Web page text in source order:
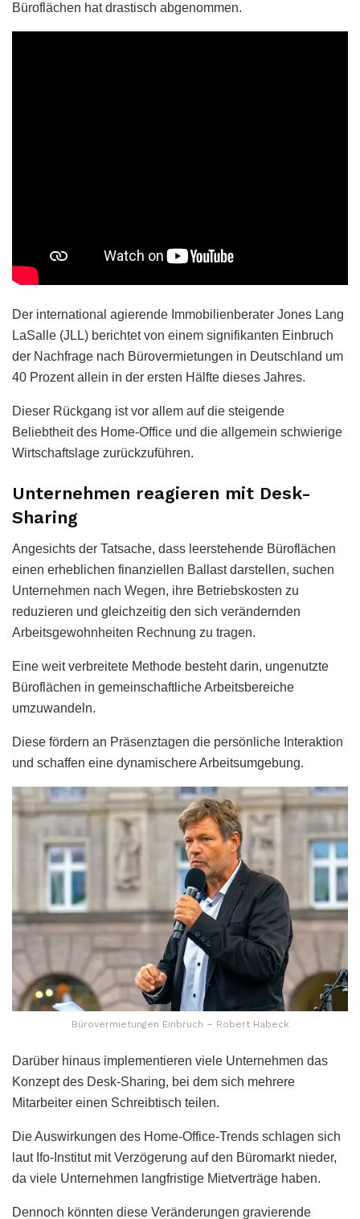
Büroflächen hat drastisch abgenommen.
Der international agierende Immobilienberater Jones Lang
LaSalle (JLL) berichtet von einem signifikanten Einbruch
der Nachfrage nach Bürovermietungen in Deutschland um
40 Prozent allein in der ersten Hälfte dieses Jahres.
Dieser Rückgang ist vor allem auf die steigende
Beliebtheit des Home-Office und die allgemein schwierige
Wirtschaftslage zurückzuführen.
Unternehmen reagieren mit Desk-
Sharing
Angesichts der Tatsache, dass leerstehende Büroflächen
einen erheblichen finanziellen Ballast darstellen, suchen
Unternehmen nach Wegen, ihre Betriebskosten zu
reduzieren und gleichzeitig den sich verändernden
Arbeitsgewohnheiten Rechnung zu tragen.
Eine weit verbreitete Methode besteht darin, ungenutzte
Büroflächen in gemeinschaftliche Arbeitsbereiche
umzuwandeln.
Diese fördern an Präsenztagen die persönliche Interaktion
und schaffen eine dynamischere Arbeitsumgebung.
Bürovermietungen Einbruch – Robert Habeck
Darüber hinaus implementieren viele Unternehmen das
Konzept des Desk-Sharing, bei dem sich mehrere
Mitarbeiter einen Schreibtisch teilen.
Die Auswirkungen des Home-Office-Trends schlagen sich
laut Ifo-Institut mit Verzögerung auf den Büromarkt nieder,
da viele Unternehmen langfristige Mietverträge haben.
Dennoch könnten diese Veränderungen gravierende